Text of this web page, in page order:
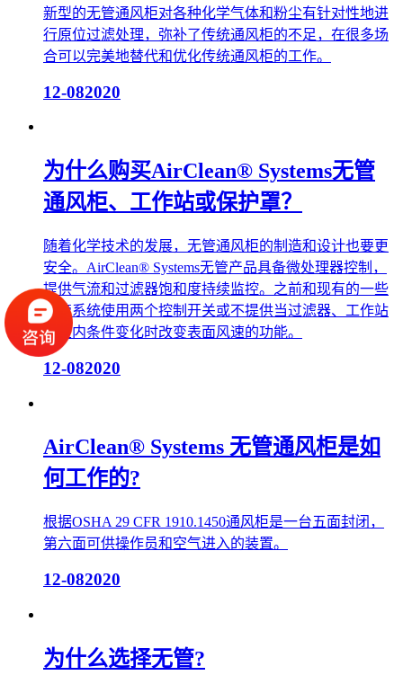
新型的无管通风柜对各种化学气体和粉尘有针对性地进
行原位过滤处理，弥补了传统通风柜的不足，在很多场
合可以完美地替代和优化传统通风柜的工作。
12-082020
为什么购买AirClean® Systems无管
通风柜、工作站或保护罩？
随着化学技术的发展，无管通风柜的制造和设计也要更
安全。AirClean® Systems无管产品具备微处理器控制，
提供气流和过滤器饱和度持续监控。之前和现有的一些
无管系统使用两个控制开关或不提供当过滤器、工作站
或室内条件变化时改变表面风速的功能。
12-082020
AirClean® Systems 无管通风柜是如
何工作的?
根据OSHA 29 CFR 1910.1450通风柜是一台五面封闭，
第六面可供操作员和空气进入的装置。
12-082020
为什么选择无管?